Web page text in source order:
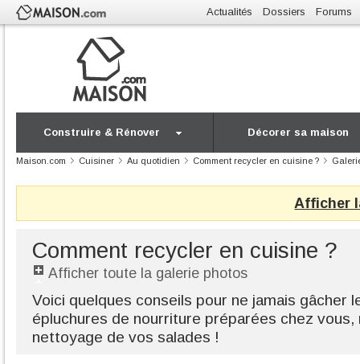
Actualités Dossiers Forums
Construire & Rénover Décorer sa maison
Maison.com Cuisiner Au quotidien Comment recycler en cuisine ?
Afficher
Comment recycler en cuisine ?
Afficher toute la galerie photos
Voici quelques conseils pour ne jamais gâcher
épluchures de nourriture préparées chez vous,
nettoyage de vos salades !